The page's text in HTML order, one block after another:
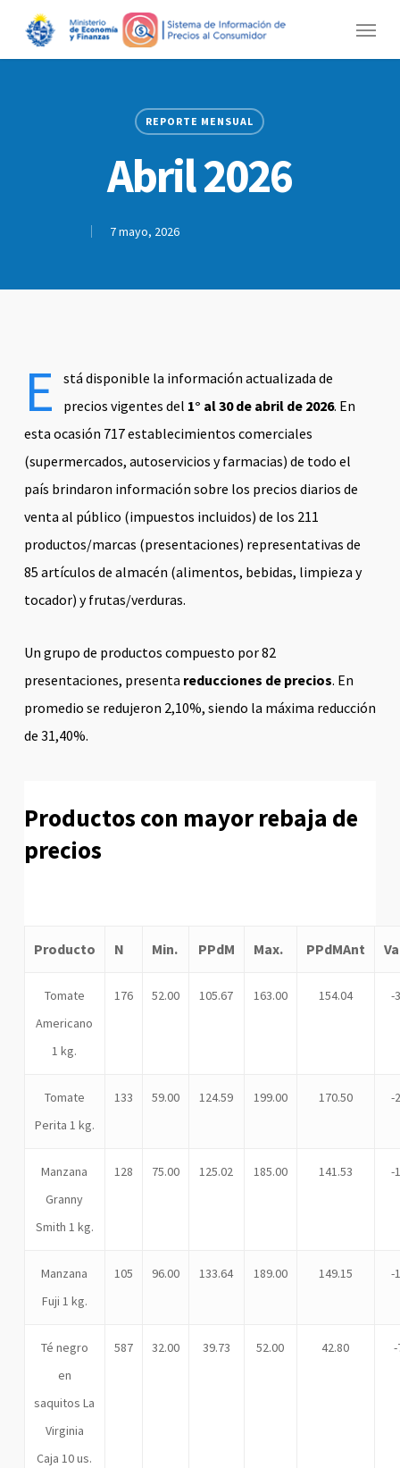
Menu
REPORTE MENSUAL
Abril 2026
7 mayo, 2026
E
stá disponible la información actualizada de
precios vigentes del 1° al 30 de abril de 2026. En
esta ocasión 717 establecimientos comerciales
(supermercados, autoservicios y farmacias) de todo el
país brindaron información sobre los precios diarios de
venta al público (impuestos incluidos) de los 211
productos/marcas (presentaciones) representativas de
85 artículos de almacén (alimentos, bebidas, limpieza y
tocador) y frutas/verduras.
Un grupo de productos compuesto por 82
presentaciones, presenta reducciones de precios. En
promedio se redujeron 2,10%, siendo la máxima reducción
de 31,40%.
Productos con mayor rebaja de
precios
Producto N Min. PPdM Max. PPdMAnt
Tomate
Americano
1 kg.
176 52.00 105.67 163.00 154.04 -
Tomate
Perita 1 kg.
133 59.00 124.59 199.00 170.50 -
Manzana
Granny
Smith 1 kg.
128 75.00 125.02 185.00 141.53 -
Manzana
Fuji 1 kg.
105 96.00 133.64 189.00 149.15 -
Té negro
en
saquitos La
Virginia
Caja 10 us.
587 32.00 39.73 52.00 42.80